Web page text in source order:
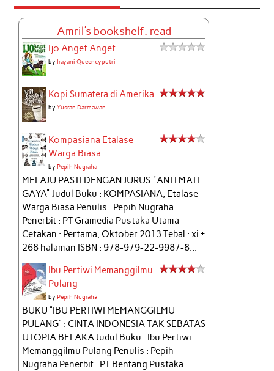
Amril's bookshelf: read
Ijo Anget Anget
byIrayani Queencyputri
Kopi Sumatera di Amerika
byYusran Darmawan
Kompasiana Etalase
Warga Biasa
byPepih Nugraha
MELAJU PASTI DENGAN JURUS "ANTI MATI
GAYA" Judul Buku : KOMPASIANA, Etalase
Warga Biasa Penulis : Pepih Nugraha
Penerbit : PT Gramedia Pustaka Utama
Cetakan : Pertama, Oktober 2013 Tebal : xi +
268 halaman ISBN : 978-979-22-9987-8...
Ibu Pertiwi Memanggilmu
Pulang
byPepih Nugraha
BUKU “IBU PERTIWI MEMANGGILMU
PULANG” : CINTA INDONESIA TAK SEBATAS
UTOPIA BELAKA Judul Buku : Ibu Pertiwi
Memanggilmu Pulang Penulis : Pepih
Nugraha Penerbit : PT Bentang Pustaka